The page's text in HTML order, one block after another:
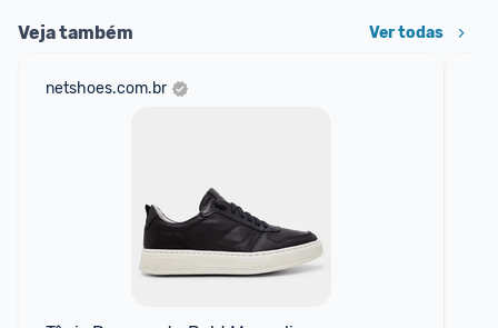
Veja também Ver todas
netshoes.com.br